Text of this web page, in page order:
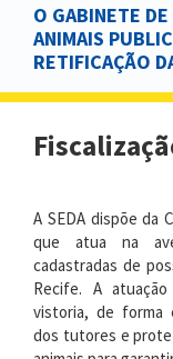
O GABINETE
ANIMAIS
RETIFICAÇÃO
A SEDA dispõe da
que atua na
cadastradas de
Recife. A
vistoria, de forma
dos tutores e